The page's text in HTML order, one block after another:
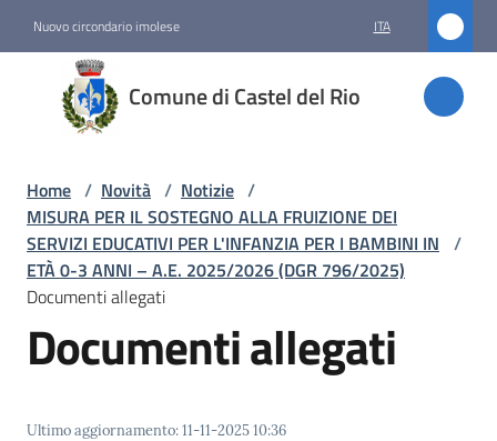
Nuovo circondario imolese ITA
Comune di Castel del Rio
Comune
di
Castel
Amministrazione
Novità
Menu selezionato
Servizi
Home / Novità / Notizie /
MISURA PER IL SOSTEGNO ALLA FRUIZIONE DEI
SERVIZI EDUCATIVI PER L'INFANZIA PER I BAMBINI IN
ETÀ 0-3 ANNI – A.E. 2025/2026 (DGR 796/2025)
/
Documenti allegati
Documenti allegati
Ultimo aggiornamento:11-11-2025 10:36